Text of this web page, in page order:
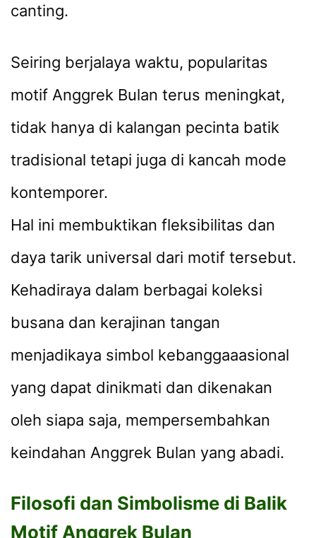
canting.
Seiring berjalaya waktu, popularitas
motif Anggrek Bulan terus meningkat,
tidak hanya di kalangan pecinta batik
tradisional tetapi juga di kancah mode
kontemporer.
Hal ini membuktikan fleksibilitas dan
daya tarik universal dari motif tersebut.
Kehadiraya dalam berbagai koleksi
busana dan kerajinan tangan
menjadikaya simbol kebanggaaasional
yang dapat dinikmati dan dikenakan
oleh siapa saja, mempersembahkan
keindahan Anggrek Bulan yang abadi.
Filosofi dan Simbolisme di Balik
Motif Anggrek Bulan